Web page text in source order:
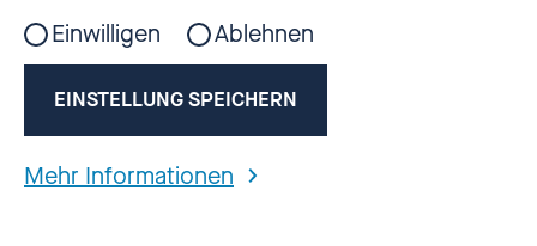
Einwilligen Ablehnen
EINSTELLUNG SPEICHERN
Mehr Informationen